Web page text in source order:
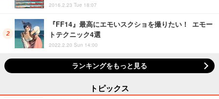
2016.2.23 Tue 18:07
『FF14』最高にエモいスクショを撮りたい！ エモー
トテクニック4選
2022.2.20 Sun 14:00
ランキングをもっと見る
トピックス